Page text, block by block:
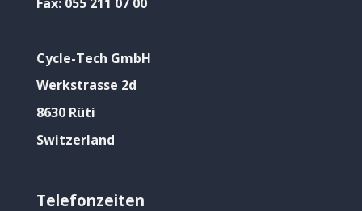
Cycle-Tech GmbH
Werkstrasse 2d
8630 Rüti
Switzerland
Telefonzeiten